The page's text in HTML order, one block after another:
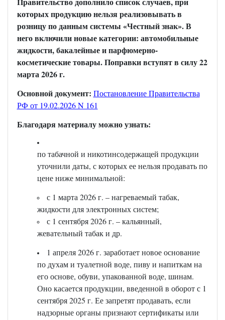
которых продукцию нельзя реализовывать в
розницу по данным системы «Честный знак». В
него включили новые категории: автомобильные
жидкости, бакалейные и парфюмерно-
косметические товары. Поправки вступят в силу 22
марта 2026 г.
Основной документ: Постановление Правительства
РФ от 19.02.2026 N 161
Благодаря материалу можно узнать:
по табачной и никотинсодержащей продукции
уточнили даты, с которых ее нельзя продавать по
цене ниже минимальной:
с 1 марта 2026 г. – нагреваемый табак,
жидкости для электронных систем;
с 1 сентября 2026 г. – кальянный,
жевательный табак и др.
1 апреля 2026 г. заработает новое основание
по духам и туалетной воде, пиву и напиткам на
его основе, обуви, упакованной воде, шинам.
Оно касается продукции, введенной в оборот с 1
сентября 2025 г. Ее запретят продавать, если
надзорные органы признают сертификаты или